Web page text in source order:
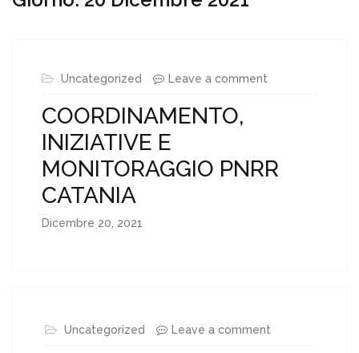
Uncategorized Leave a comment
COORDINAMENTO,
INIZIATIVE E
MONITORAGGIO PNRR
CATANIA
Dicembre 20, 2021
Uncategorized Leave a comment